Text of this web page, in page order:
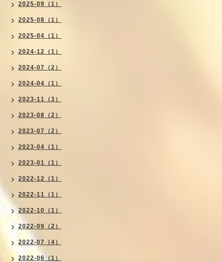
2025-09（1）
2025-08（1）
2025-04（1）
2024-12（1）
2024-07（2）
2024-04（1）
2023-11（3）
2023-08（2）
2023-07（2）
2023-04（1）
2023-01（1）
2022-12（1）
2022-11（1）
2022-10（1）
2022-09（2）
2022-07（4）
2022-06（1）